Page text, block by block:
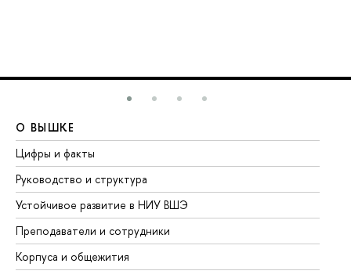
О ВЫШКЕ
Цифры и факты
Руководство и структура
Устойчивое развитие в НИУ ВШЭ
Преподаватели и сотрудники
Корпуса и общежития